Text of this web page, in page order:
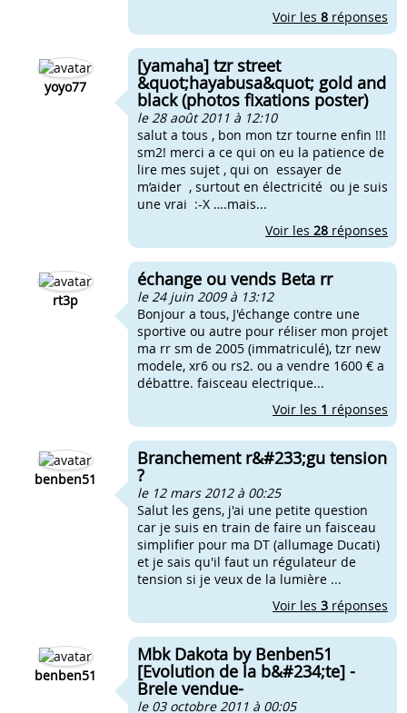
Voir les 8 réponses
yoyo77
[yamaha] tzr street
&quot;hayabusa&quot; gold and
black (photos fixations poster)
le 28 août 2011 à 12:10
salut a tous , bon mon tzr tourne enfin !!!
sm2! merci a ce qui on eu la patience de
lire mes sujet , qui on essayer de
m’aider , surtout en électricité ou je suis
une vrai :-X ….mais...
Voir les 28 réponses
rt3p
échange ou vends Beta rr
le 24 juin 2009 à 13:12
Bonjour a tous, J'échange contre une
sportive ou autre pour réliser mon projet
ma rr sm de 2005 (immatriculé), tzr new
modele, xr6 ou rs2. ou a vendre 1600 € a
débattre. faisceau electrique...
Voir les 1 réponses
benben51
Branchement r&#233;gu tension
?
le 12 mars 2012 à 00:25
Salut les gens, j'ai une petite question
car je suis en train de faire un faisceau
simplifier pour ma DT (allumage Ducati)
et je sais qu'il faut un régulateur de
tension si je veux de la lumière ...
Voir les 3 réponses
benben51
Mbk Dakota by Benben51
[Evolution de la b&#234;te] -
Brele vendue-
le 03 octobre 2011 à 00:05